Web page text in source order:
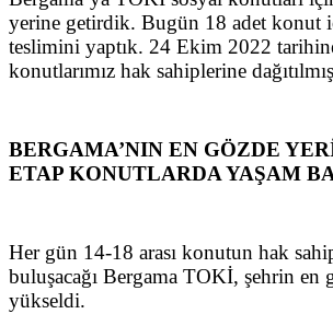
yerine getirdik. Bugün 18 adet konut
teslimini yaptık. 24 Ekim 2022
konutlarımız hak sahiplerine
BERGAMA’NIN EN GÖZDE
ETAP KONUTLARDA YAŞAM
Her gün 14-18 arası konutun hak
buluşacağı Bergama TOKİ, şehrin en
yükseldi.